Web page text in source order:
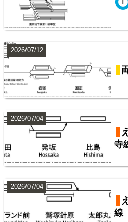
山手
9
阪急電鉄・阪神電気鉄
楽天市場 書泉 メロン
東武鉄道配線
楽天市場 書泉 メロン
2026/07/12
寺
2026/07/04
線
2026/07/04